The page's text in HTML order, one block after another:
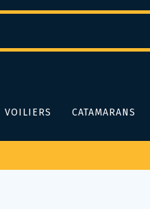
VOILIERS CATAMARANS